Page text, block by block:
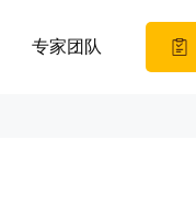
专家团队